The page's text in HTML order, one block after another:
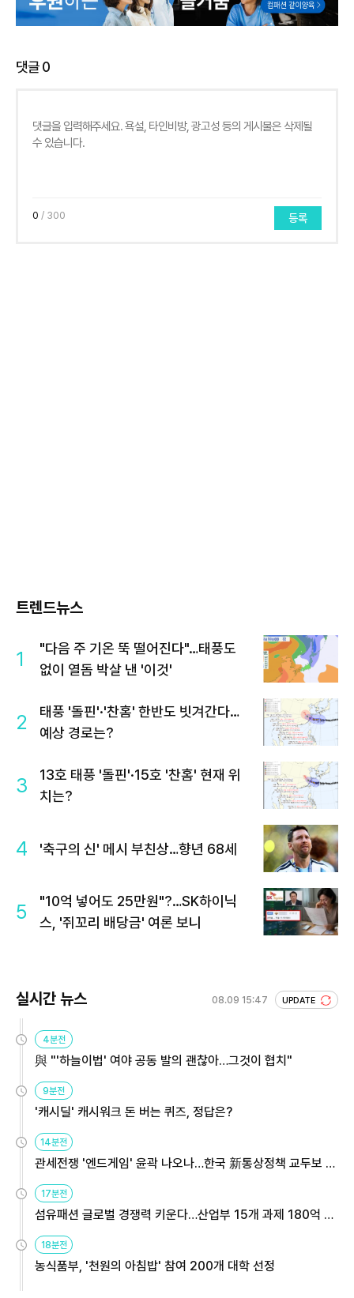
댓글0
0 / 300 등록
트렌드뉴스
1
"다음 주 기온 뚝 떨어진다"…태풍도
없이 열돔 박살 낸 '이것'
2
태풍 '돌핀'·'찬홈' 한반도 빗겨간다…
예상 경로는?
3
13호 태풍 '돌핀'·15호 '찬홈' 현재 위
치는?
4 '축구의 신' 메시 부친상…향년 68세
5
"10억 넣어도 25만원"?…SK하이닉
스, '쥐꼬리 배당금' 여론 보니
실시간 뉴스 08.09 15:47 UPDATE
4분전
與 "'하늘이법' 여야 공동 발의 괜찮아…그것이 협치"
9분전
'캐시딜' 캐시워크 돈 버는 퀴즈, 정답은?
14분전
관세전쟁 '엔드게임' 윤곽 나오나…한국 新통상정책 교두보 활
용해야
17분전
섬유패션 글로벌 경쟁력 키운다…산업부 15개 과제 180억 지
원
18분전
농식품부, '천원의 아침밥' 참여 200개 대학 선정